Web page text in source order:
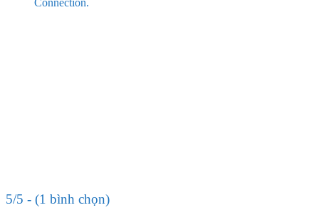
5/5 - (1 bình chọn)